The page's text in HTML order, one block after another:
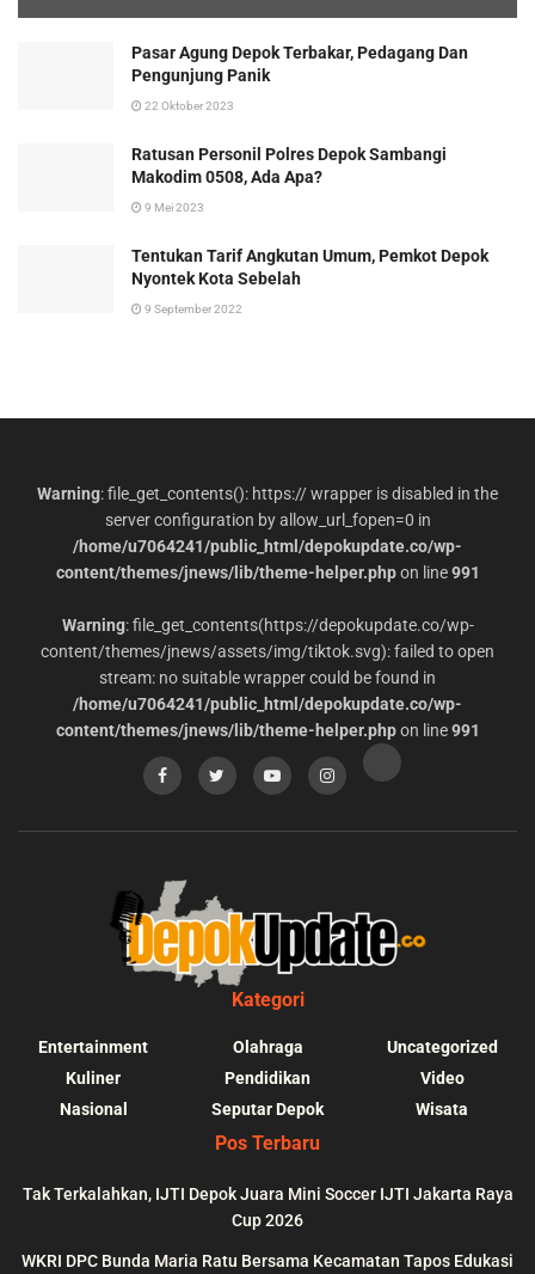
Pasar Agung Depok Terbakar, Pedagang Dan
Pengunjung Panik
22 Oktober 2023
Ratusan Personil Polres Depok Sambangi
Makodim 0508, Ada Apa?
9 Mei 2023
Tentukan Tarif Angkutan Umum, Pemkot Depok
Nyontek Kota Sebelah
9 September 2022
Warning: file_get_contents(): https:// wrapper is disabled in the
server configuration by allow_url_fopen=0 in
/home/u7064241/public_html/depokupdate.co/wp-
content/themes/jnews/lib/theme-helper.phpon line991
Warning: file_get_contents(https://depokupdate.co/wp-
content/themes/jnews/assets/img/tiktok.svg): failed to open
stream: no suitable wrapper could be found in
/home/u7064241/public_html/depokupdate.co/wp-
content/themes/jnews/lib/theme-helper.phpon line991
Kategori
Entertainment
Kuliner
Nasional
Olahraga
Pendidikan
Seputar Depok
Uncategorized
Video
Wisata
Pos Terbaru
Tak Terkalahkan, IJTI Depok Juara Mini Soccer IJTI Jakarta Raya
Cup 2026
WKRI DPC Bunda Maria Ratu Bersama Kecamatan Tapos Edukasi
depokupdate.co/wp-
: